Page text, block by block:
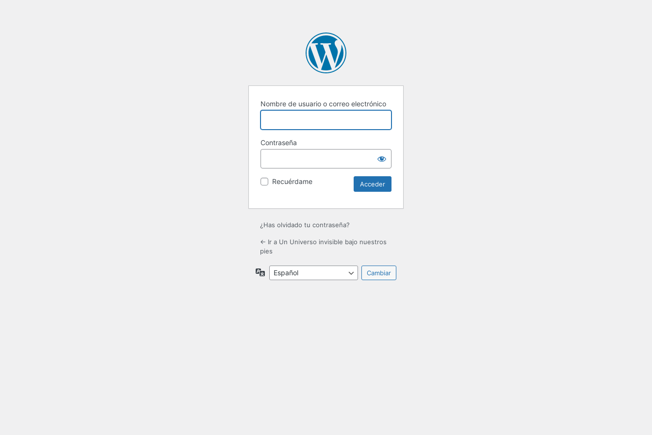
Nombre de usuario o correo electrónico
Contraseña
Recuérdame
¿Has olvidado tu contraseña?
← Ir a Un Universo invisible bajo nuestros
pies
Idioma